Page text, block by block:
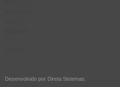
Desenvolvido por Direta Sistemas